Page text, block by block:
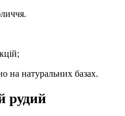
на натуральних базах.
рудий